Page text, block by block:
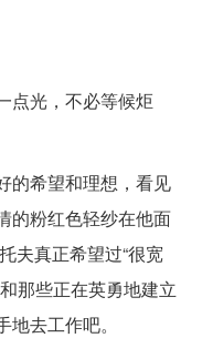
点光，不必等候炬
希望和理想，看见
的粉红色轻纱在他面
夫真正希望过“很宽
那些正在英勇地建立
去工作吧。